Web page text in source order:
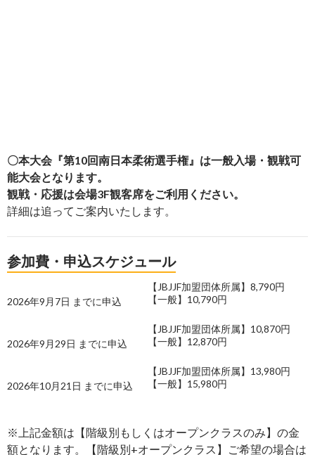
〇本大会『第10回南日本柔術選手権』は一般入場・観戦可
能大会となります。
観戦・応援は会場3F観客席をご利用ください。
詳細は追ってご案内いたします。
参加費・申込スケジュール
2026年9月7日 までに申込
【JBJJF加盟団体所属】8,790円
【一般】10,790円
2026年9月29日 までに申込
【JBJJF加盟団体所属】10,870円
【一般】12,870円
2026年10月21日 までに申込
【JBJJF加盟団体所属】13,980円
【一般】15,980円
※上記金額は【階級別もしくはオープンクラスのみ】の金
額となります。【階級別+オープンクラス】ご希望の場合は